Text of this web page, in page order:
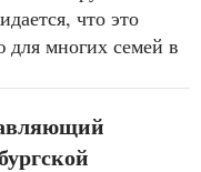
что это
многих семей в